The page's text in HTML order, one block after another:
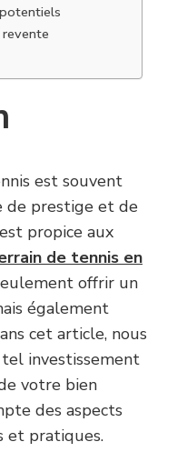
est souvent
de prestige et de
propice aux
de tennis en
offrir un
également
cet article, nous
investissement
votre bien
des aspects
et pratiques.